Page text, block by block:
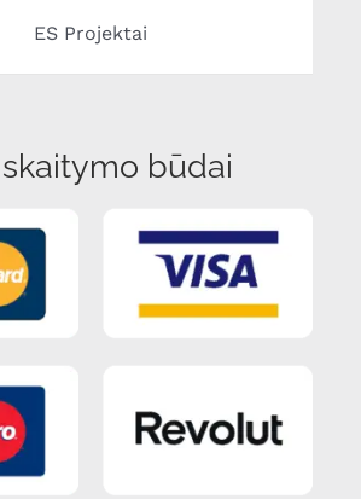
ES Projektai
būdai